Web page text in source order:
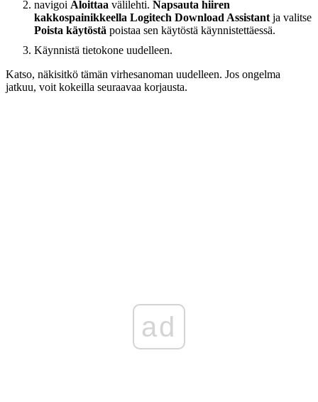
navigoi Aloittaa välilehti. Napsauta hiiren
kakkospainikkeella Logitech Download Assistant ja valitse
Poista käytöstä poistaa sen käytöstä käynnistettäessä.
Käynnistä tietokone uudelleen.
Katso, näkisitkö tämän virhesanoman uudelleen. Jos ongelma
jatkuu, voit kokeilla seuraavaa korjausta.
ad